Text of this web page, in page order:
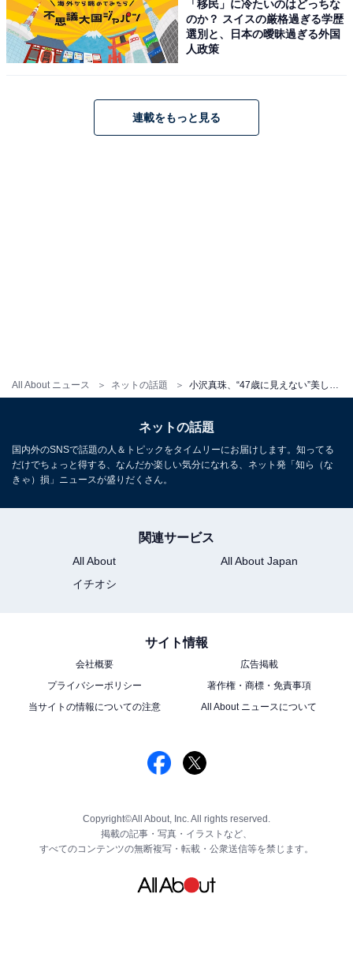
All About ニュース ネットの話題
「移民」に冷たいのはどっちな
のか？ スイスの厳格過ぎる学歴
選別と、日本の曖昧過ぎる外国
人政策
連載をもっと見る
ネットの話題
国内外のSNSで話題の人＆トピックをタイムリーにお届けします。知ってる
だけでちょっと得する、なんだか楽しい気分になれる、ネット発「知ら（な
きゃ）損」ニュースが盛りだくさん。
関連サービス
All About
All About Japan
イチオシ
サイト情報
会社概要
広告掲載
プライバシーポリシー
著作権・商標・免責事項
当サイトの情報についての注意
All About ニュースについて
Copyright©All About, Inc. All rights reserved.
掲載の記事・写真・イラストなど、
すべてのコンテンツの無断複写・転載・公衆送信等を禁じます。